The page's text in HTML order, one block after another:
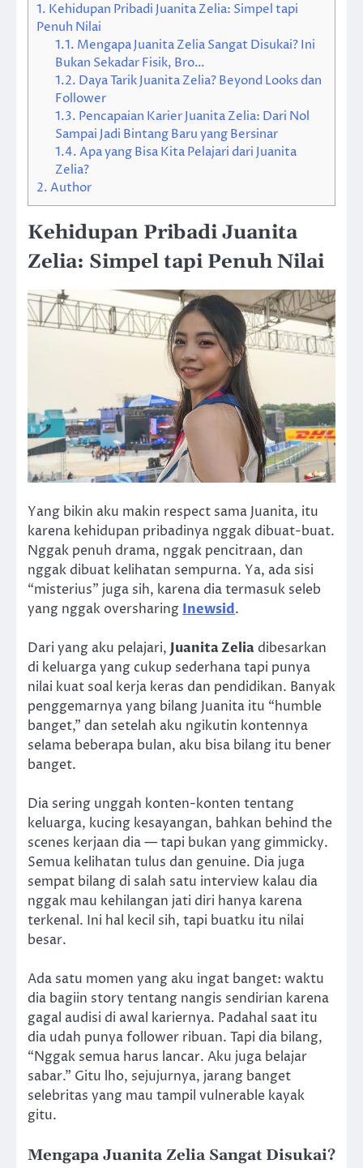
1. Kehidupan Pribadi Juanita Zelia: Simpel tapi
Penuh Nilai
1.1. Mengapa Juanita Zelia Sangat Disukai? Ini
Bukan Sekadar Fisik, Bro…
1.2. Daya Tarik Juanita Zelia? Beyond Looks dan
Follower
1.3. Pencapaian Karier Juanita Zelia: Dari Nol
Sampai Jadi Bintang Baru yang Bersinar
1.4.Apa yang Bisa Kita Pelajari dari Juanita
Zelia?
2.Author
Kehidupan Pribadi Juanita
Zelia: Simpel tapi Penuh Nilai
Yang bikin aku makin respect sama Juanita, itu
karena kehidupan pribadinya nggak dibuat-buat.
Nggak penuh drama, nggak pencitraan, dan
nggak dibuat kelihatan sempurna. Ya, ada sisi
“misterius” juga sih, karena dia termasuk seleb
yang nggak oversharing Inewsid.
Dari yang aku pelajari, Juanita Zelia dibesarkan
di keluarga yang cukup sederhana tapi punya
nilai kuat soal kerja keras dan pendidikan. Banyak
penggemarnya yang bilang Juanita itu “humble
banget,” dan setelah aku ngikutin kontennya
selama beberapa bulan, aku bisa bilang itu bener
banget.
Dia sering unggah konten-konten tentang
keluarga, kucing kesayangan, bahkan behind the
scenes kerjaan dia — tapi bukan yang gimmicky.
Semua kelihatan tulus dan genuine. Dia juga
sempat bilang di salah satu interview kalau dia
nggak mau kehilangan jati diri hanya karena
terkenal. Ini hal kecil sih, tapi buatku itu nilai
besar.
Ada satu momen yang aku ingat banget: waktu
dia bagiin story tentang nangis sendirian karena
gagal audisi di awal kariernya. Padahal saat itu
dia udah punya follower ribuan. Tapi dia bilang,
“Nggak semua harus lancar. Aku juga belajar
sabar.” Gitu lho, sejujurnya, jarang banget
selebritas yang mau tampil vulnerable kayak
gitu.
Mengapa Juanita Zelia Sangat Disukai?